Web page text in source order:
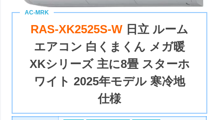
RAS-XK2525S-W 日立 ルーム
エアコン 白くまくん メガ暖
XKシリーズ 主に8畳 スターホ
ワイト 2025年モデル 寒冷地
仕様